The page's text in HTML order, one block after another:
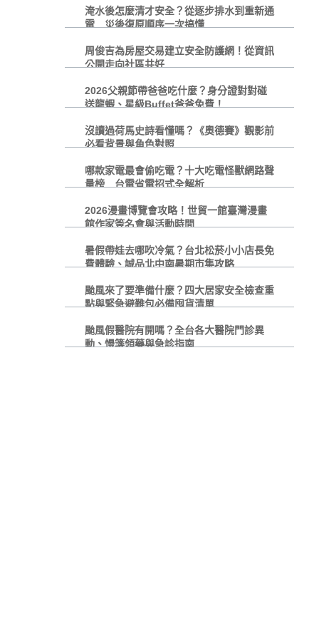
淹水後怎麼清才安全？從逐步排水到重新通
電 災後復原順序一次搞懂
周俊吉為房屋交易建立安全防護網！從資訊
公開走向社區共好
2026父親節帶爸爸吃什麼？身分證對對碰
送龍蝦、星級Buffet爸爸免費！
沒讀過荷馬史詩看懂嗎？《奧德賽》觀影前
必看背景與角色對照
哪款家電最會偷吃電？十大吃電怪獸網路聲
量榜 台電省電招式全解析
2026漫畫博覽會攻略！世貿一館臺灣漫畫
館作家簽名會與活動時間
暑假帶娃去哪吹冷氣？台北松菸小小店長免
費體驗、誠品北中南暑期市集攻略
颱風來了要準備什麼？四大居家安全檢查重
點與緊急避難包必備囤貨清單
颱風假醫院有開嗎？全台各大醫院門診異
動、慢箋領藥與急診指南